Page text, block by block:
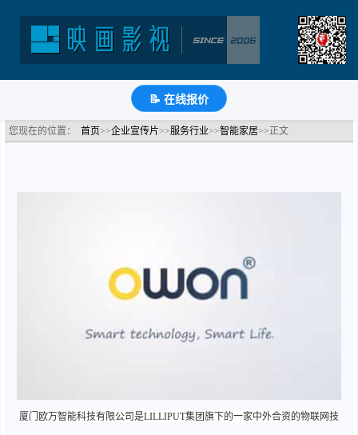
📝 在线报价
智能家居系统-厦门欧万智能家居宣传片
分类：智能家居公司宣传片 浏览：3299次 更新时间： 2021-08-11
微 知
您现在的位置： 首页>>企业宣传片>>服务行业>>智能家居>>正文
厦门欧万智能科技有限公司是LILLIPUT集团旗下的一家中外合资的物联网技